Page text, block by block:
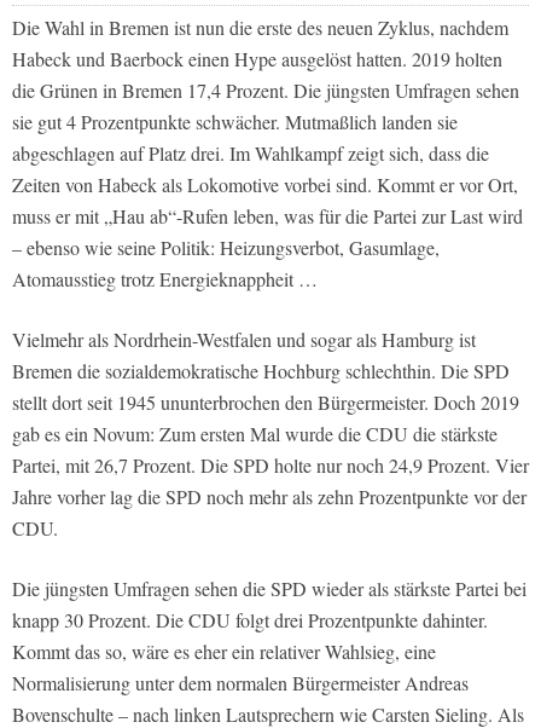
Die Wahl in Bremen ist nun die erste des neuen Zyklus, nachdem
Habeck und Baerbock einen Hype ausgelöst hatten. 2019 holten
die Grünen in Bremen 17,4 Prozent. Die jüngsten Umfragen sehen
sie gut 4 Prozentpunkte schwächer. Mutmaßlich landen sie
abgeschlagen auf Platz drei. Im Wahlkampf zeigt sich, dass die
Zeiten von Habeck als Lokomotive vorbei sind. Kommt er vor Ort,
muss er mit „Hau ab“-Rufen leben, was für die Partei zur Last wird
– ebenso wie seine Politik: Heizungsverbot, Gasumlage,
Atomausstieg trotz Energieknappheit …
Vielmehr als Nordrhein-Westfalen und sogar als Hamburg ist
Bremen die sozialdemokratische Hochburg schlechthin. Die SPD
stellt dort seit 1945 ununterbrochen den Bürgermeister. Doch 2019
gab es ein Novum: Zum ersten Mal wurde die CDU die stärkste
Partei, mit 26,7 Prozent. Die SPD holte nur noch 24,9 Prozent. Vier
Jahre vorher lag die SPD noch mehr als zehn Prozentpunkte vor der
CDU.
Die jüngsten Umfragen sehen die SPD wieder als stärkste Partei bei
knapp 30 Prozent. Die CDU folgt drei Prozentpunkte dahinter.
Kommt das so, wäre es eher ein relativer Wahlsieg, eine
Normalisierung unter dem normalen Bürgermeister Andreas
Bovenschulte – nach linken Lautsprechern wie Carsten Sieling. Als